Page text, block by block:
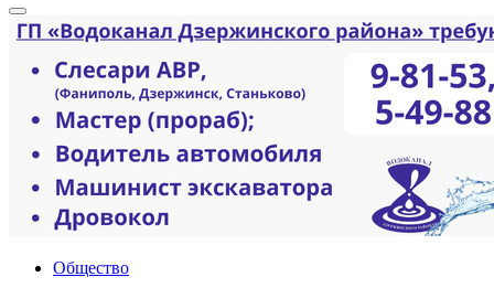
Общество